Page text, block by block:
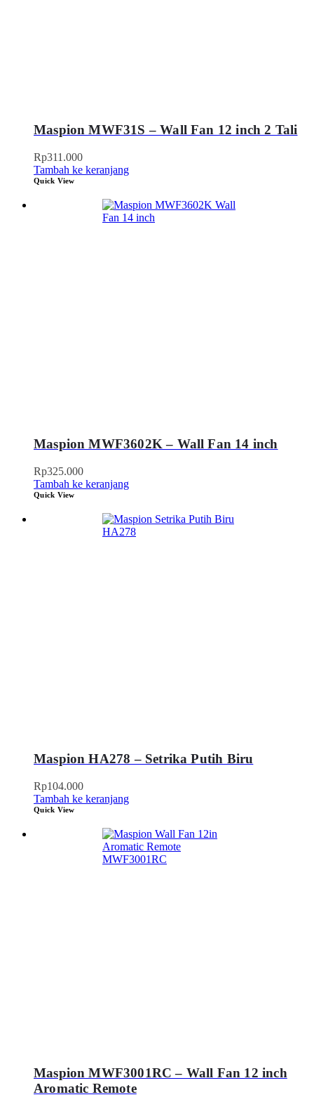
Maspion MWF31S – Wall Fan 12 inch 2 Tali
Rp311.000
Tambah ke keranjang
Quick View
Maspion MWF3602K – Wall Fan 14 inch
Rp325.000
Tambah ke keranjang
Quick View
Maspion HA278 – Setrika Putih Biru
Rp104.000
Tambah ke keranjang
Quick View
Maspion MWF3001RC – Wall Fan 12 inch
Aromatic Remote